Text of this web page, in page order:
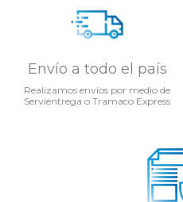
Envío a todo el país
Realizamos envíos por medio de
Servientrega o Tramaco Express